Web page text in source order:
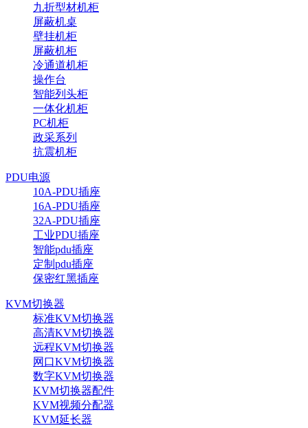
九折型材机柜
屏蔽机桌
壁挂机柜
屏蔽机柜
冷通道机柜
操作台
智能列头柜
一体化机柜
PC机柜
政采系列
抗震机柜
PDU电源
10A-PDU插座
16A-PDU插座
32A-PDU插座
工业PDU插座
智能pdu插座
定制pdu插座
保密红黑插座
KVM切换器
标准KVM切换器
高清KVM切换器
远程KVM切换器
网口KVM切换器
数字KVM切换器
KVM切换器配件
KVM视频分配器
KVM延长器